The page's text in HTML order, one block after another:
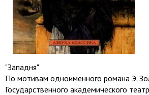
"Западня"
По мотивам одноименного романа Э.
Государственного академического